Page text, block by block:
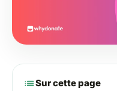
listSur cette page